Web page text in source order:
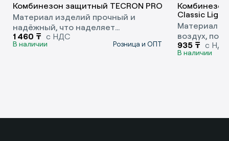
Комбинезон защитный TECRON PRO
Материал изделий прочный и
надёжный, что наделяет
комбинезоны повышенной
износостойкостью.
1 460 ₸ с НДС
В наличии Розница и ОПТ
Classic Light
Материал
воздух,
комфортно
935 ₸ с НДС
В наличии